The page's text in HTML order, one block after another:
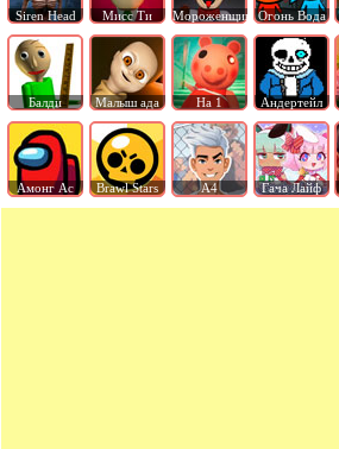
Siren Head Мисс Ти Мороженщик Огонь Вода
Балди Малыш ада На 1 Андертейл
Амонг Ас Brawl Stars А4 Гача Лайф